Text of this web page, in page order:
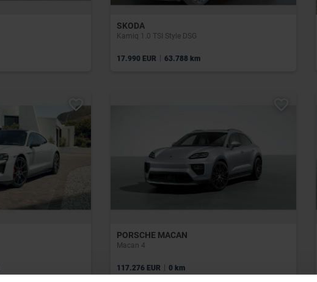
SKODA
Kamiq 1.0 TSI Style DSG
17.990 EUR | 63.788 km
PORSCHE MACAN
Macan 4
117.276 EUR | 0 km